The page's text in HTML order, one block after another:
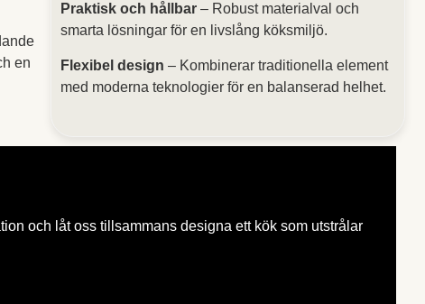
en
Praktisk och hållbar – Robust materialval och
smarta lösningar för en livslång köksmiljö.
Flexibel design – Kombinerar traditionella element
med moderna teknologier för en balanserad helhet.
och låt oss tillsammans designa ett kök som utstrålar